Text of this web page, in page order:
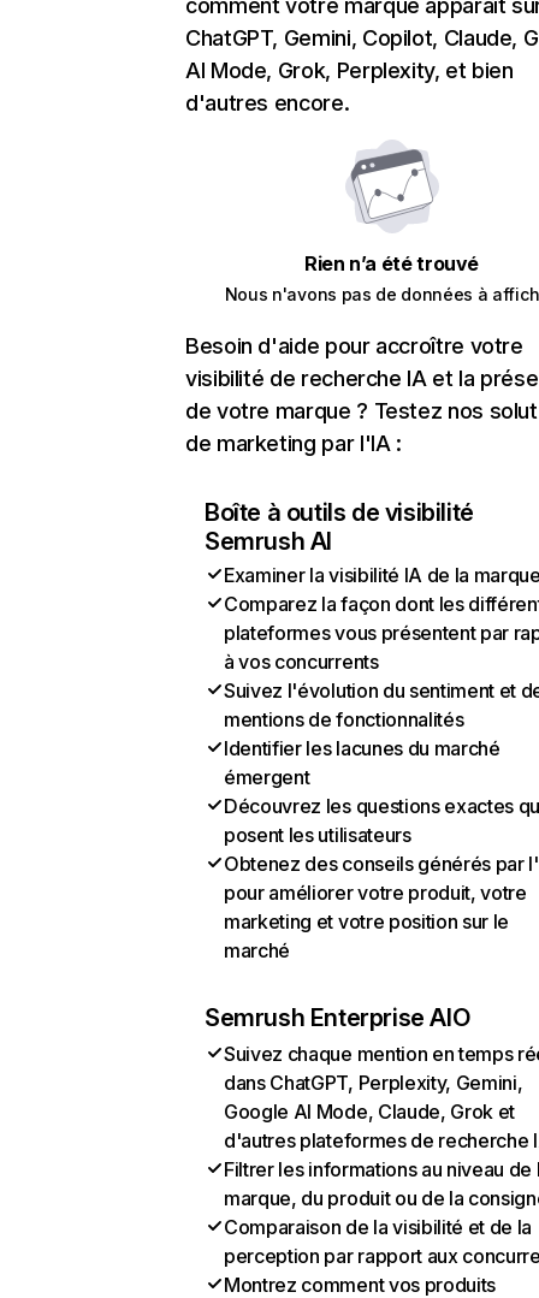
comment votre marque apparaît
ChatGPT, Gemini, Copilot, Claude,
AI Mode, Grok, Perplexity, et bien
d'autres encore.
Rien n’a été trouvé
Nous n'avons pas de données à
Besoin d'aide pour accroître votre
visibilité de recherche IA et la
de votre marque ? Testez nos
de marketing par l'IA :
Boîte à outils de visibilité
Semrush AI
Examiner la visibilité IA de la
Comparez la façon dont les
plateformes vous présentent par
à vos concurrents
Suivez l'évolution du sentiment et
mentions de fonctionnalités
Identifier les lacunes du marché
émergent
Découvrez les questions exactes
posent les utilisateurs
Obtenez des conseils générés par
pour améliorer votre produit, votre
marketing et votre position sur le
marché
Semrush Enterprise AIO
Suivez chaque mention en temps
dans ChatGPT, Perplexity, Gemini,
Google AI Mode, Claude, Grok et
d'autres plateformes de recherche
Filtrer les informations au niveau de
marque, du produit ou de la
Comparaison de la visibilité et de la
perception par rapport aux
Montrez comment vos produits